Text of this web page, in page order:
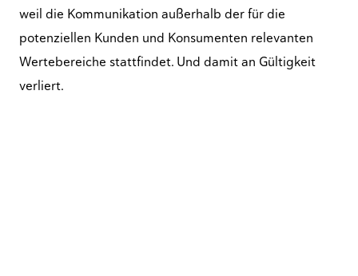
weil die Kommunikation außerhalb der für die
potenziellen Kunden und Konsumenten relevanten
Wertebereiche stattfindet. Und damit an Gültigkeit
verliert.